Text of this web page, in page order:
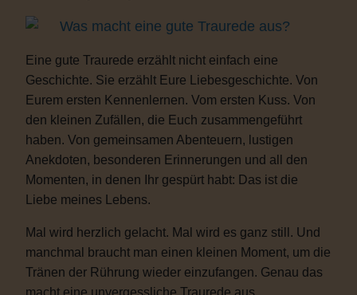
Was macht eine gute Traurede aus?
Eine gute Traurede erzählt nicht einfach eine
Geschichte. Sie erzählt Eure Liebesgeschichte. Von
Eurem ersten Kennenlernen. Vom ersten Kuss. Von
den kleinen Zufällen, die Euch zusammengeführt
haben. Von gemeinsamen Abenteuern, lustigen
Anekdoten, besonderen Erinnerungen und all den
Momenten, in denen Ihr gespürt habt: Das ist die
Liebe meines Lebens.
Mal wird herzlich gelacht. Mal wird es ganz still. Und
manchmal braucht man einen kleinen Moment, um die
Tränen der Rührung wieder einzufangen. Genau das